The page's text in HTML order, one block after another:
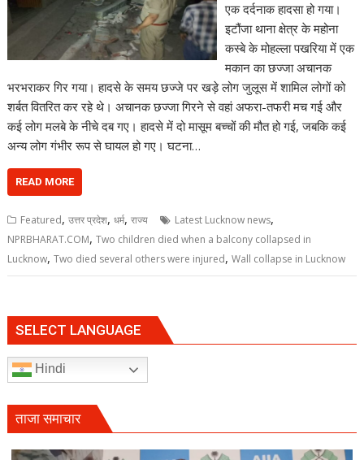
एक दर्दनाक हादसा हो गया।
इटौंजा थाना क्षेत्र के महोना
कस्बे के मोहल्ला पखरिया में एक
मकान का छज्जा अचानक
भरभराकर गिर गया। हादसे के समय छज्जे पर खड़े लोग जुलूस में शामिल लोगों को
शर्बत वितरित कर रहे थे। अचानक छज्जा गिरने से वहां अफरा-तफरी मच गई और
कई लोग मलबे के नीचे दब गए। हादसे में दो मासूम बच्चों की मौत हो गई, जबकि कई
अन्य लोग गंभीर रूप से घायल हो गए। घटना…
READ MORE
Featured,उत्तर प्रदेश,धर्म,राज्य Latest Lucknow news,
NPRBHARAT.COM,Two children died when a balcony collapsed in
Lucknow,Two died several others were injured,Wall collapse in Lucknow
SELECT LANGUAGE
Hindi
ताजा समाचार